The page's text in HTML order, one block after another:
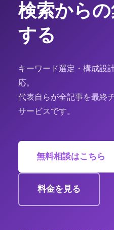
検索から
する
キーワード選定・構成設
応。
代表自らが全記事を最終
サービスです。
無料相談はこちら
料金を見る